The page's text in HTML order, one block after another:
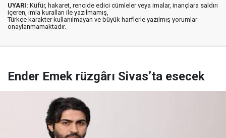
UYARI: Küfür, hakaret, rencide edici cümleler veya imalar, inançlara saldırı
içeren, imla kuralları ile yazılmamış,
Türkçe karakter kullanılmayan ve büyük harflerle yazılmış yorumlar
onaylanmamaktadır.
Ender Emek rüzgârı Sivas’ta esecek